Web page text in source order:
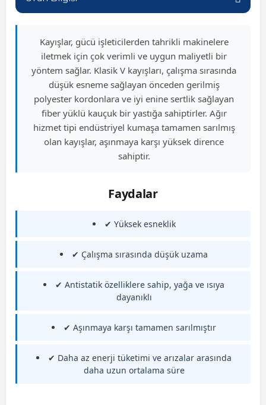
Rulman
Kayışlar, gücü işleticilerden tahrikli makinelere
iletmek için çok verimli ve uygun maliyetli bir
yöntem sağlar. Klasik V kayışları, çalışma sırasında
düşük esneme sağlayan önceden gerilmiş
polyester kordonlara ve iyi enine sertlik sağlayan
fiber yüklü kauçuk bir yastığa sahiptirler. Ağır
hizmet tipi endüstriyel kumaşa tamamen sarılmış
olan kayışlar, aşınmaya karşı yüksek dirence
sahiptir.
Faydalar
✔ Yüksek esneklik
✔ Çalışma sırasında düşük uzama
✔ Antistatik özelliklere sahip, yağa ve ısıya
dayanıklı
✔ Aşınmaya karşı tamamen sarılmıştır
✔ Daha az enerji tüketimi ve arızalar arasında
daha uzun ortalama süre